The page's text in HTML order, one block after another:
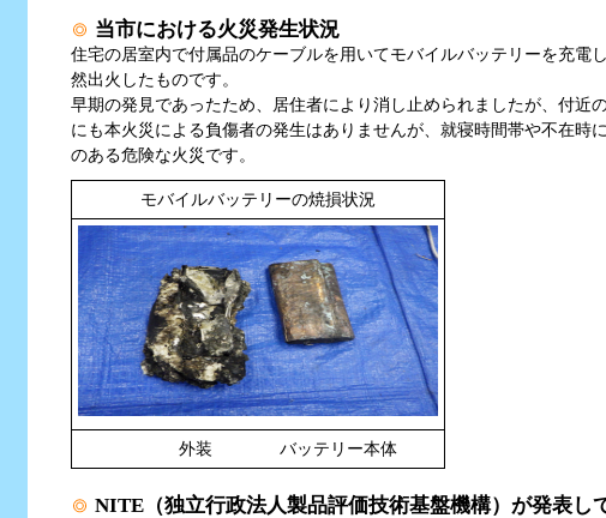
当市における火災発生状況
住宅の居室内で付属品のケーブルを用いてモバイルバッテリーを充電
然出火したものです。
早期の発見であったため、居住者により消し止められましたが、付近
にも本火災による負傷者の発生はありませんが、就寝時間帯や不在時
のある危険な火災です。
モバイルバッテリーの焼損状況
外装 バッテリー本体
NITE（独立行政法人製品評価技術基盤機構）が発表し